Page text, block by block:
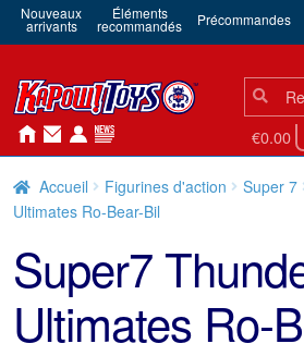
Nouveaux
arrivants
Éléments
recommandés Précommandes
Chercher:
Chercher
€0.00
Accueil Figurines d'action Super 7
Ultimates Ro-Bear-Bil
Super7
Ultimates Ro-